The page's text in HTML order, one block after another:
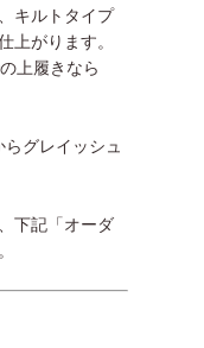
キルトタイプ
上がります。
上履きなら
グレイッシュ
下記「オーダ